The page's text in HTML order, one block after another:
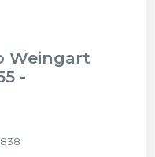
Weingart
-